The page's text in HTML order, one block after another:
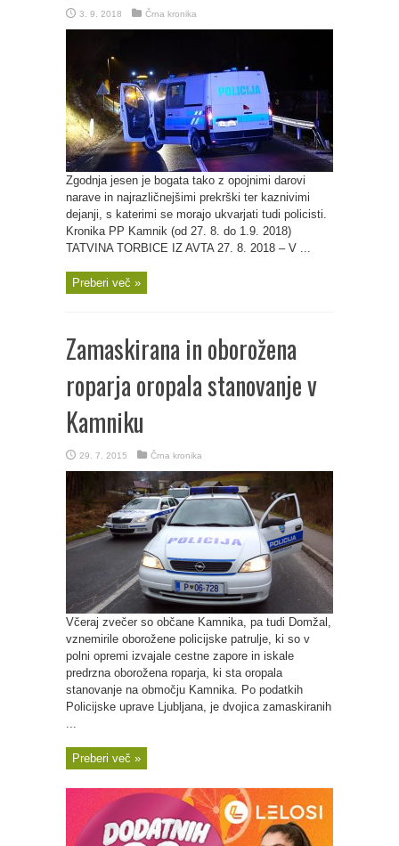
3. 9. 2018 Črna kronika
Zgodnja jesen je bogata tako z opojnimi darovi
narave in najrazličnejšimi prekrški ter kaznivimi
dejanji, s katerimi se morajo ukvarjati tudi policisti.
Kronika PP Kamnik (od 27. 8. do 1.9. 2018)
TATVINA TORBICE IZ AVTA 27. 8. 2018 – V ...
Preberi več »
Zamaskirana in oborožena
roparja oropala stanovanje v
Kamniku
29. 7. 2015 Črna kronika
Včeraj zvečer so občane Kamnika, pa tudi Domžal,
vznemirile oborožene policijske patrulje, ki so v
polni opremi izvajale cestne zapore in iskale
predrzna oborožena roparja, ki sta oropala
stanovanje na območju Kamnika. Po podatkih
Policijske uprave Ljubljana, je dvojica zamaskiranih
...
Preberi več »